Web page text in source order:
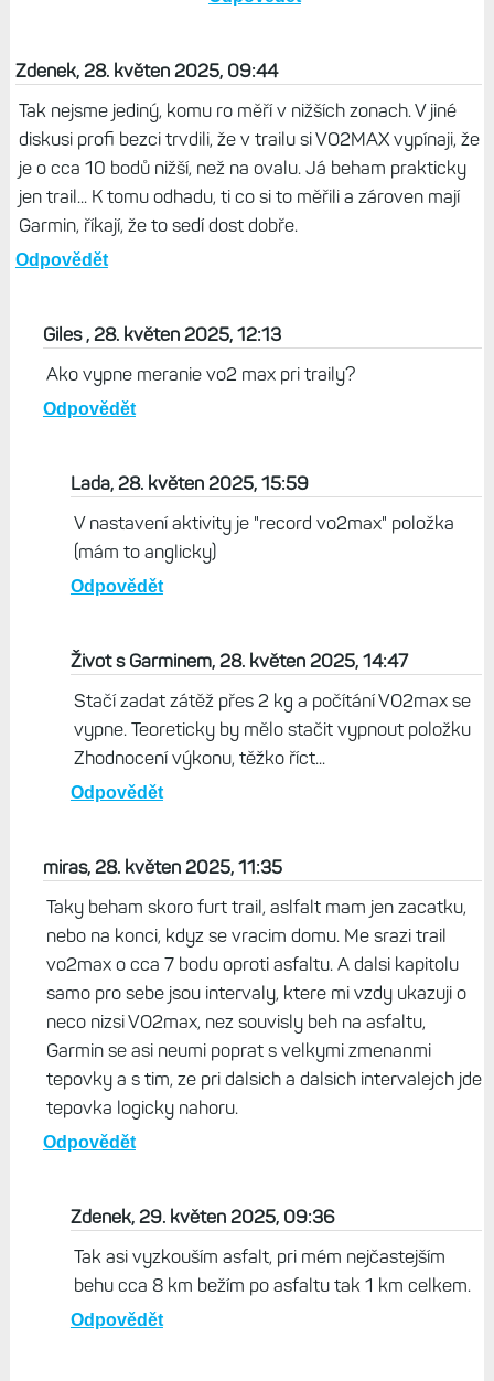
Zdenek, 28. květen 2025, 09:44
Tak nejsme jediný, komu ro měří v nižších zonach. V jiné
diskusi profi bezci trvdili, že v trailu si VO2MAX vypínaji, že
je o cca 10 bodů nižší, než na ovalu. Já beham prakticky
jen trail... K tomu odhadu, ti co si to měřili a zároven mají
Garmin, říkají, že to sedí dost dobře.
Odpovědět
Giles , 28. květen 2025, 12:13
Ako vypne meranie vo2 max pri traily?
Odpovědět
Lada, 28. květen 2025, 15:59
V nastavení aktivity je "record vo2max" položka
(mám to anglicky)
Odpovědět
Život s Garminem, 28. květen 2025, 14:47
Stačí zadat zátěž přes 2 kg a počítání VO2max se
vypne. Teoreticky by mělo stačit vypnout položku
Zhodnocení výkonu, těžko říct...
Odpovědět
miras, 28. květen 2025, 11:35
Taky beham skoro furt trail, aslfalt mam jen zacatku,
nebo na konci, kdyz se vracim domu. Me srazi trail
vo2max o cca 7 bodu oproti asfaltu. A dalsi kapitolu
samo pro sebe jsou intervaly, ktere mi vzdy ukazuji o
neco nizsi VO2max, nez souvisly beh na asfaltu,
Garmin se asi neumi poprat s velkymi zmenanmi
tepovky a s tim, ze pri dalsich a dalsich intervalejch jde
tepovka logicky nahoru.
Odpovědět
Zdenek, 29. květen 2025, 09:36
Tak asi vyzkouším asfalt, pri mém nejčastejším
behu cca 8 km bežím po asfaltu tak 1 km celkem.
Odpovědět